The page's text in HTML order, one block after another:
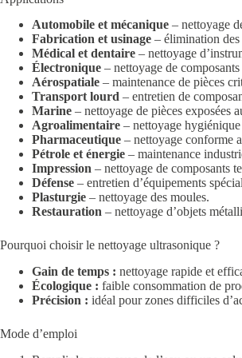
Automobile et mécanique – nettoyage
Fabrication et usinage – élimination
Médical et dentaire – nettoyage
Électronique – nettoyage de composants
Aérospatiale – maintenance de pièces
Transport lourd – entretien de
Marine – nettoyage de pièces exposées
Agroalimentaire – nettoyage hygiénique
Pharmaceutique – nettoyage conforme
Pétrole et énergie – maintenance
Impression – nettoyage de composants
Défense – entretien d’équipements
Plasturgie – nettoyage des moules.
Restauration – nettoyage d’objets
Pourquoi choisir le nettoyage ultrasonique ?
Gain de temps : nettoyage rapide et
Écologique : faible consommation de
Précision : idéal pour zones difficiles
Mode d’emploi